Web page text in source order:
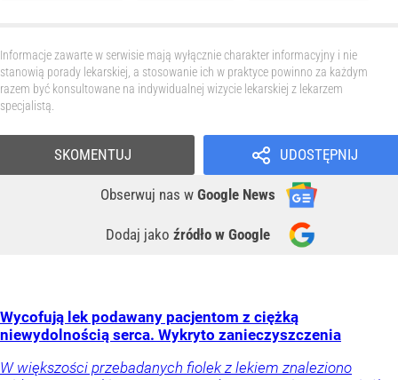
Informacje zawarte w serwisie mają wyłącznie charakter informacyjny i nie
stanowią porady lekarskiej, a stosowanie ich w praktyce powinno za każdym
razem być konsultowane na indywidualnej wizycie lekarskiej z lekarzem
specjalistą.
UDOSTĘPNIJ
Obserwuj nas w Google News
Dodaj jako źródło w Google
SKOMENTUJ
Wycofują lek podawany pacjentom z ciężką
niewydolnością serca. Wykryto zanieczyszczenia
W większości przebadanych fiolek z lekiem znaleziono